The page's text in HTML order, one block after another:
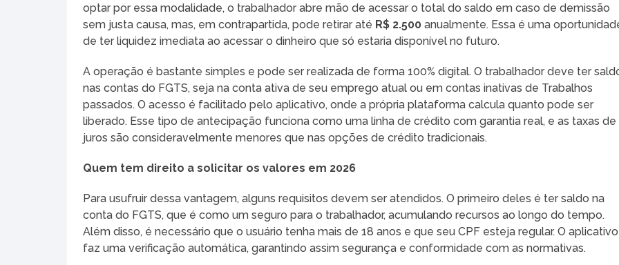
optar por essa modalidade, o trabalhador abre mão de acessar o total do saldo em caso de demissão
sem justa causa, mas, em contrapartida, pode retirar até R$ 2.500 anualmente. Essa é uma
de ter liquidez imediata ao acessar o dinheiro que só estaria disponível no futuro.
A operação é bastante simples e pode ser realizada de forma 100% digital. O trabalhador deve ter
nas contas do FGTS, seja na conta ativa de seu emprego atual ou em contas inativas de Trabalhos
passados. O acesso é facilitado pelo aplicativo, onde a própria plataforma calcula quanto pode ser
liberado. Esse tipo de antecipação funciona como uma linha de crédito com garantia real, e as taxas de
juros são consideravelmente menores que nas opções de crédito tradicionais.
Quem tem direito a solicitar os valores em 2026
Para usufruir dessa vantagem, alguns requisitos devem ser atendidos. O primeiro deles é ter saldo na
conta do FGTS, que é como um seguro para o trabalhador, acumulando recursos ao longo do tempo.
Além disso, é necessário que o usuário tenha mais de 18 anos e que seu CPF esteja regular. O aplicativo
faz uma verificação automática, garantindo assim segurança e conformidade com as normativas.